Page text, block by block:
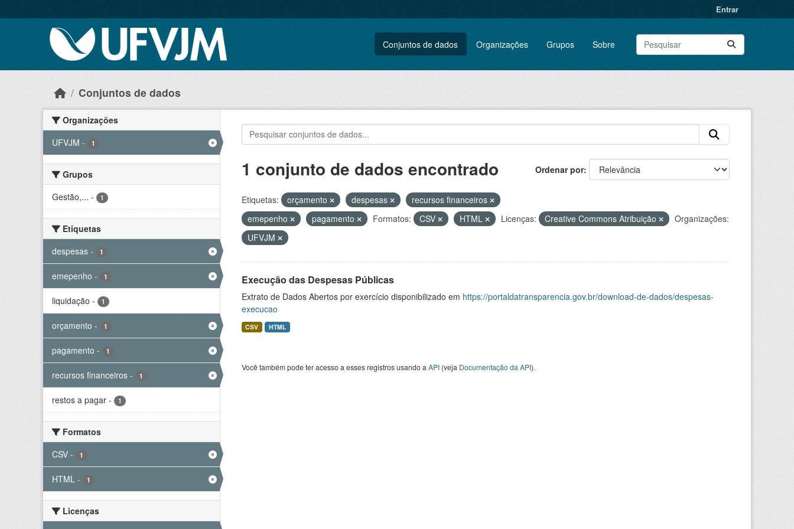
Entrar
Conjuntos de dados Organizações Grupos Sobre
Conjuntos de dados
Organizações
UFVJM - 1
Grupos
Gestão,... - 1
Etiquetas
despesas - 1
emepenho - 1
liquidação - 1
orçamento - 1
pagamento - 1
recursos financeiros - 1
restos a pagar - 1
Formatos
CSV - 1
HTML - 1
Licenças
Ordenar por
1 conjunto de dados encontrado
Etiquetas: orçamento despesas
recursos financeiros
emepenho
pagamento Formatos: CSV HTML Licenças: Creative Commons Atribuição
Organizações:
UFVJM
Execução das Despesas Públicas
Extrato de Dados Abertos por exercício disponibilizado em https://portaldatransparencia.gov.br/download-de-dados/despesas-
execucao
CSV HTML
Você também pode ter acesso a esses registros usando a API(veja Documentação da API).